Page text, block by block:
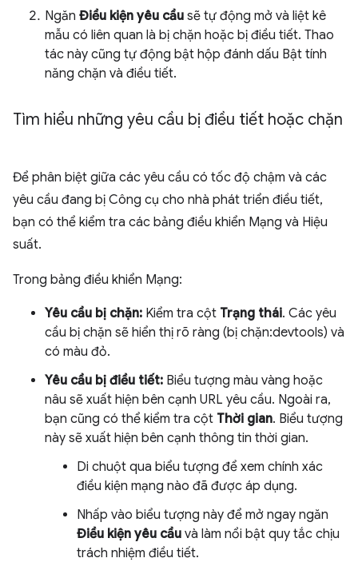
Ngăn Điều kiện yêu cầu sẽ tự động mở và liệt kê
mẫu có liên quan là bị chặn hoặc bị điều tiết. Thao
tác này cũng tự động bật hộp đánh dấu Bật tính
năng chặn và điều tiết.
Tìm hiểu những yêu cầu bị điều tiết hoặc chặn
Để phân biệt giữa các yêu cầu có tốc độ chậm và các
yêu cầu đang bị Công cụ cho nhà phát triển điều tiết,
bạn có thể kiểm tra các bảng điều khiển Mạng và Hiệu
suất.
Trong bảng điều khiển Mạng:
Yêu cầu bị chặn: Kiểm tra cột Trạng thái. Các yêu
cầu bị chặn sẽ hiển thị rõ ràng (bị chặn:devtools) và
có màu đỏ.
Yêu cầu bị điều tiết: Biểu tượng màu vàng hoặc
nâu sẽ xuất hiện bên cạnh URL yêu cầu. Ngoài ra,
bạn cũng có thể kiểm tra cột Thời gian. Biểu tượng
này sẽ xuất hiện bên cạnh thông tin thời gian.
Di chuột qua biểu tượng để xem chính xác
điều kiện mạng nào đã được áp dụng.
Nhấp vào biểu tượng này để mở ngay ngăn
Điều kiện yêu cầu và làm nổi bật quy tắc chịu
trách nhiệm điều tiết.